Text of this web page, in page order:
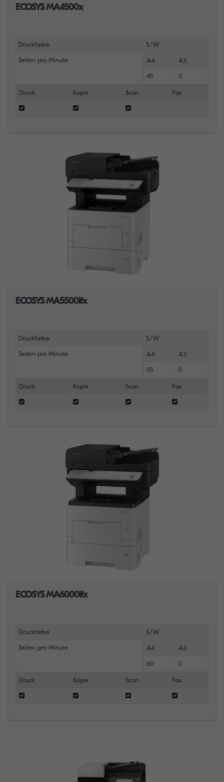
ECOSYS MA4500x
Druckfarbe S/W
Seiten pro Minute A4 A3
45 0
Druck Kopie Scan Fax
ECOSYS MA5500ifx
Druckfarbe S/W
Seiten pro Minute A4 A3
55 0
Druck Kopie Scan Fax
ECOSYS MA6000ifx
Druckfarbe S/W
Seiten pro Minute A4 A3
60 0
Druck Kopie Scan Fax